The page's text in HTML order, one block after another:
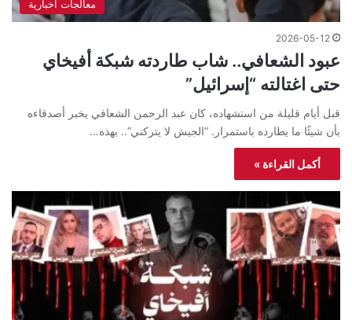
معالجات اخبارية
2026-05-12
عبود الشعافي.. شاب طاردته شبكة أفيخاي
حتى اغتالته “إسرائيل”
قبل أيام قليلة من استشهاده، كان عبد الرحمن الشعافي يخبر أصدقاءه
بأن شيئًا ما يطارده باستمرار. “الجيش لا يتركني”.. بهذه…
أكمل القراءة »